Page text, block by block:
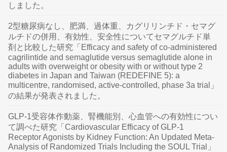
しました。
2型糖尿病なし、肥満、過体重、カグリリンチド・セマグ
ルチドの併用、有効性、安全性についてセマグルチド単
剤と比較した研究「Efficacy and safety of co-administered
cagrilintide and semaglutide versus semaglutide alone in
adults with overweight or obesity with or without type 2
diabetes in Japan and Taiwan (REDEFINE 5): a
multicentre, randomised, active-controlled, phase 3a trial」
の結果が発表されました。
GLP-1受容体作動薬、腎機能別、心血管への有効性につい
て調べた研究「Cardiovascular Efficacy of GLP-1
Receptor Agonists by Kidney Function: An Updated Meta-
Analysis of Randomized Trials Including the SOUL Trial」